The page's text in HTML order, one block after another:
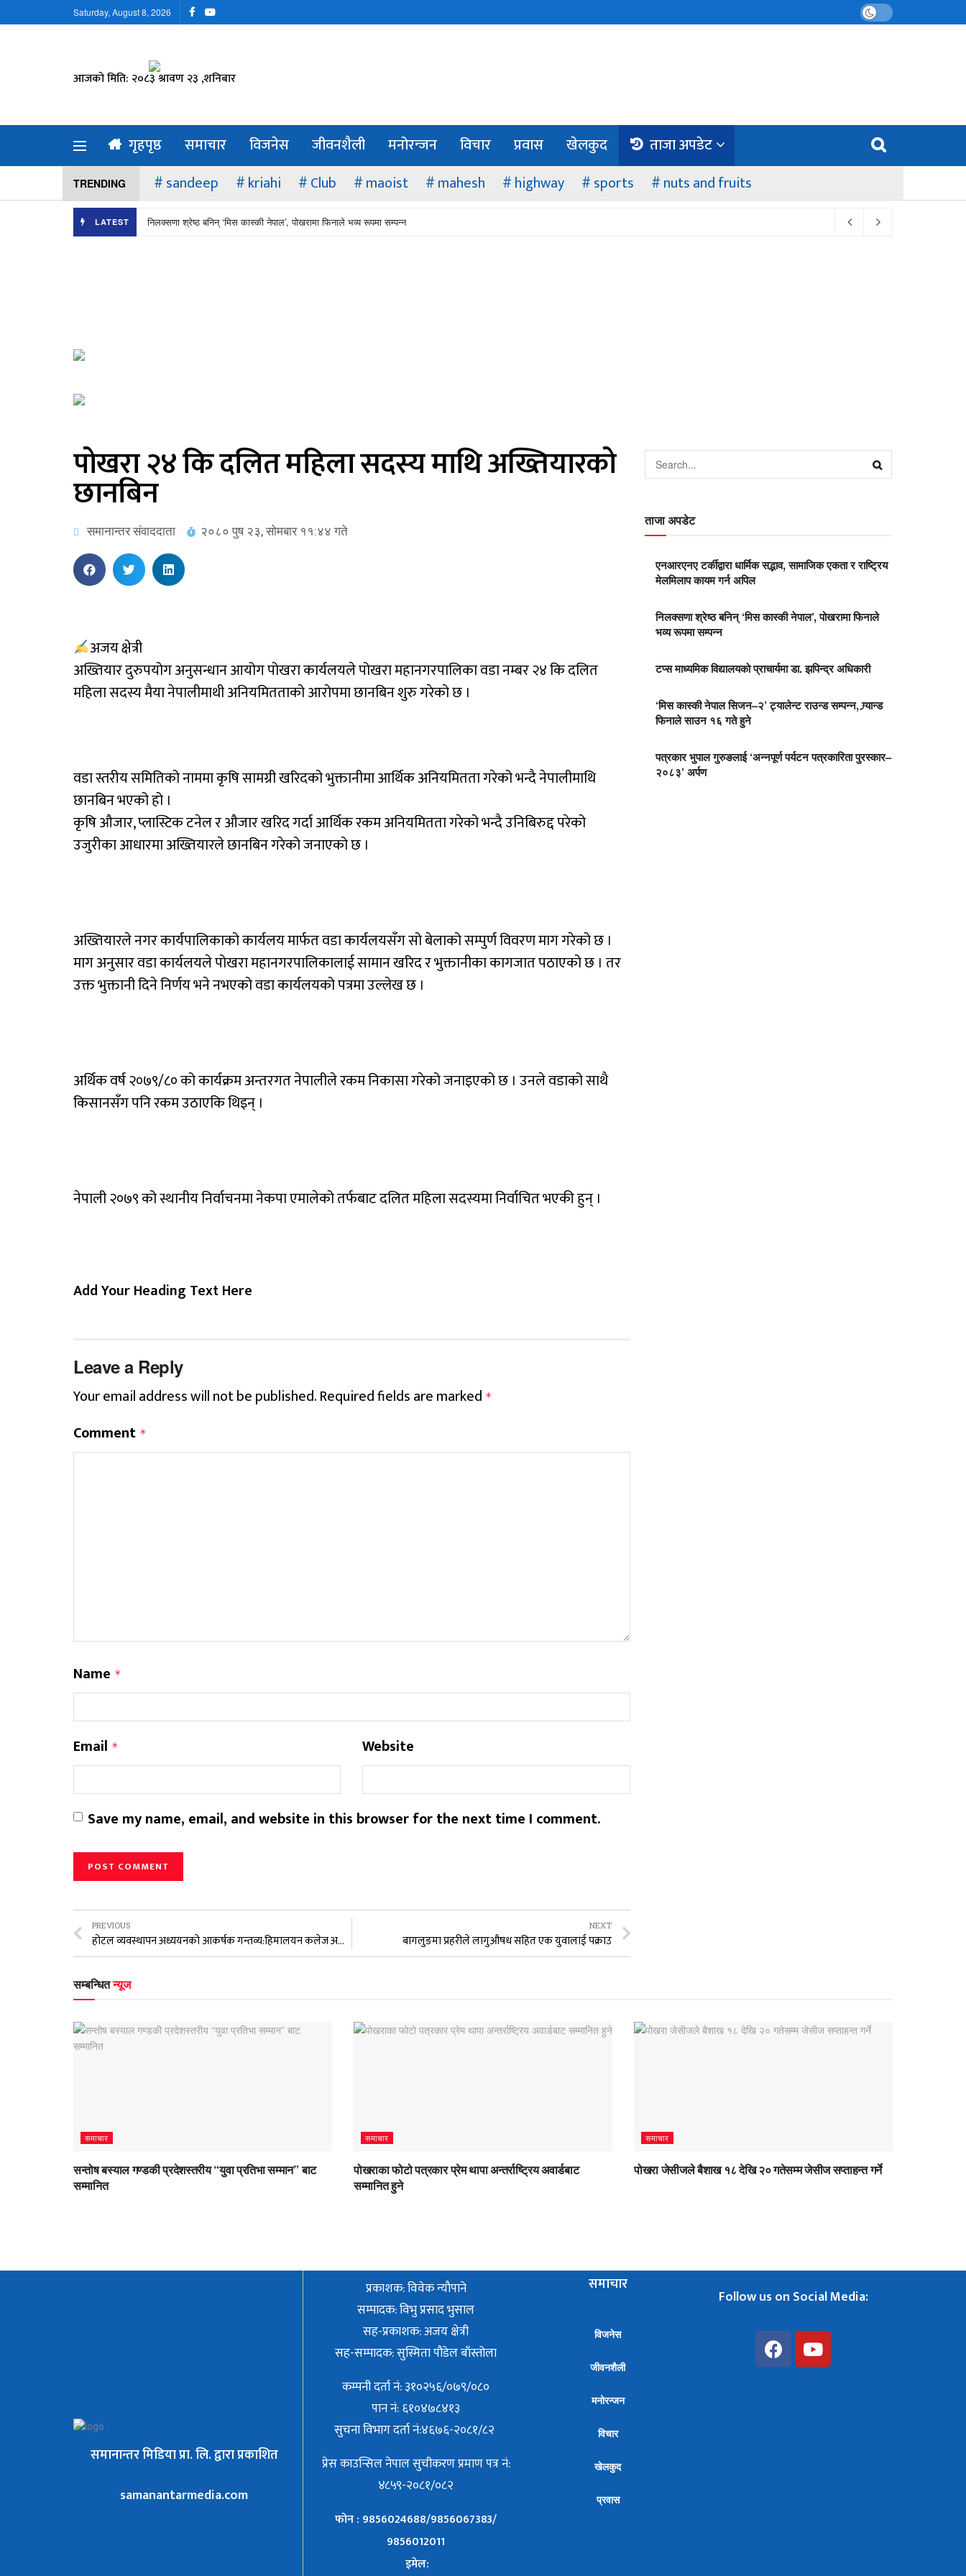
Saturday, August 8, 2026
आजको मिति: २०८३ श्रावण २३ ,शनिबार
गृहपृष्ठ समाचार विजनेस जीवनशैली मनोरन्जन विचार प्रवास खेलकुद ताजा अपडेट
TRENDING sandeep kriahi Club maoist mahesh highway sports nuts and fruits
LATEST निलक्सणा श्रेष्ठ बनिन् ‘मिस कास्की नेपाल’, पोखरामा फिनाले भव्य रूपमा सम्पन्न
पोखरा २४ कि दलित महिला सदस्य माथि अख्तियारको
छानबिन
समानान्तर संवाददाता २०८० पुष २३, सोमबार ११:४४ गते
अजय क्षेत्री
अख्तियार दुरुपयोग अनुसन्धान आयोग पोखरा कार्यलयले पोखरा महानगरपालिका वडा नम्बर २४ कि दलित
महिला सदस्य मैया नेपालीमाथी अनियमितताको आरोपमा छानबिन शुरु गरेको छ ।
वडा स्तरीय समितिको नाममा कृषि सामग्री खरिदको भुक्तानीमा आर्थिक अनियमितता गरेको भन्दै नेपालीमाथि
छानबिन भएको हो ।
कृषि औजार, प्लास्टिक टनेल र औजार खरिद गर्दा आर्थिक रकम अनियमितता गरेको भन्दै उनिबिरुद्द परेको
उजुरीका आधारमा अख्तियारले छानबिन गरेको जनाएको छ ।
अख्तियारले नगर कार्यपालिकाको कार्यलय मार्फत वडा कार्यलयसँग सो बेलाको सम्पुर्ण विवरण माग गरेको छ ।
माग अनुसार वडा कार्यलयले पोखरा महानगरपालिकालाई सामान खरिद र भुक्तानीका कागजात पठाएको छ । तर
उक्त भुक्तानी दिने निर्णय भने नभएको वडा कार्यलयको पत्रमा उल्लेख छ ।
अर्थिक वर्ष २०७९/८० को कार्यक्रम अन्तरगत नेपालीले रकम निकासा गरेको जनाइएको छ । उनले वडाको साथै
किसानसँग पनि रकम उठाएकि थिइन् ।
नेपाली २०७९ को स्थानीय निर्वाचनमा नेकपा एमालेको तर्फबाट दलित महिला सदस्यमा निर्वाचित भएकी हुन् ।
Add Your Heading Text Here
Leave a Reply
Your email address will not be published.Required fields are marked *
Comment *
Name *
Email * Website
Save my name, email, and website in this browser for the next time I comment.
PREVIOUS
होटल व्यवस्थापन अध्ययनको आकर्षक गन्तव्य:हिमालयन कलेज अफ हस्पिटालिटी म्यानेजमेण्ट
NEXT
बागलुङमा प्रहरीले लागुऔषध सहित एक युवालाई पक्राउ
ताजा अपडेट
एनआरएनए टर्कीद्वारा धार्मिक सद्भाव, सामाजिक एकता र राष्ट्रिय
मेलमिलाप कायम गर्न अपिल
निलक्सणा श्रेष्ठ बनिन् ‘मिस कास्की नेपाल’, पोखरामा फिनाले
भव्य रूपमा सम्पन्न
टप्स माध्यमिक विद्यालयको प्राचार्यमा डा. झपिन्द्र अधिकारी
‘मिस कास्की नेपाल सिजन–२’ ट्यालेन्ट राउन्ड सम्पन्न, ग्र्यान्ड
फिनाले साउन १६ गते हुने
पत्रकार भुपाल गुरुङलाई ‘अन्नपूर्ण पर्यटन पत्रकारिता पुरस्कार–
२०८३’ अर्पण
सम्बन्धितन्यूज
समाचार
सन्तोष बस्याल गण्डकी प्रदेशस्तरीय “युवा प्रतिभा सम्मान” बाट
सम्मानित
समाचार
पोखराका फोटो पत्रकार प्रेम थापा अन्तर्राष्ट्रिय अवार्डबाट
सम्मानित हुने
समाचार
पोखरा जेसीजले बैशाख १८ देखि २० गतेसम्म जेसीज सप्ताहन्त गर्ने
समानान्तर मिडिया प्रा. लि. द्वारा प्रकाशित
samanantarmedia.com
प्रकाशक: विवेक न्याैपाने
सम्पादक: विभु प्रसाद भुसाल
सह-प्रकाशक: अजय क्षेत्री
सह-सम्पादक: सुस्मिता पौडेल बाँस्तोला
कम्पनी दर्ता नं: ३१०२५६/०७९/०८०
पान नं: ६१०४७८४१३
सुचना विभाग दर्ता नं:४६७६-२०८१/८२
प्रेस काउन्सिल नेपाल सुचीकरण प्रमाण पत्र नं:
४८५९-२०८१/०८२
फोन : 9856024688/9856067383/
9856012011
इमेल:
समाचार
विजनेस
जीवनशैली
मनोरन्जन
विचार
खेलकुद
प्रवास
Follow us on Social Media: